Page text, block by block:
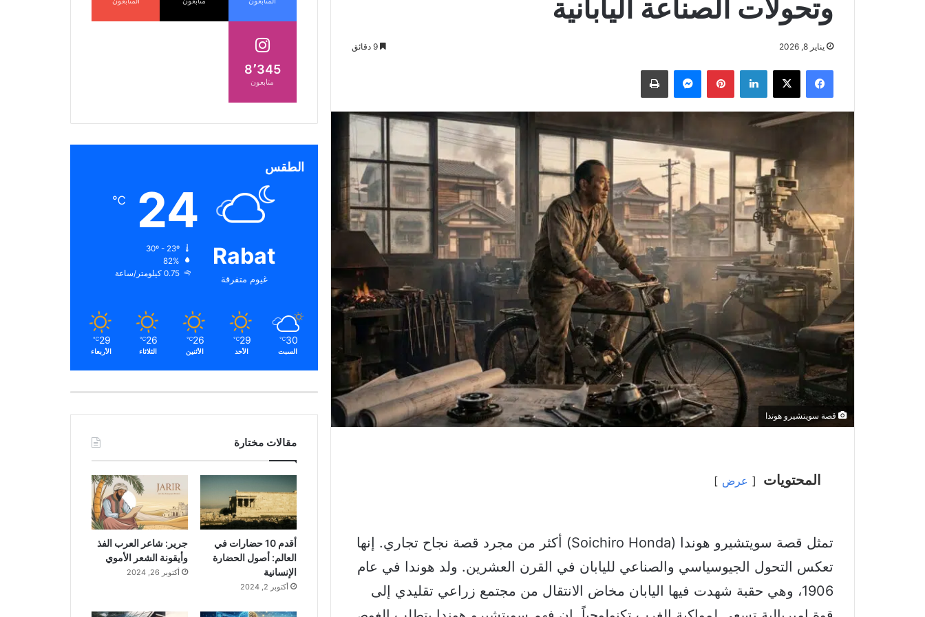
وتحولات الصناعة اليابانية
يناير 8, 2026
فيسبوك ‫X لينكدإن بينتيريستماسنجر طباعة
قصة سويتشيرو هوندا
المحتويات عرض
تمثل قصة سويتشيرو هوندا (Soichiro Honda) أكثر من مجرد قصة نجاح تجاري. إنها
تعكس التحول الجيوسياسي والصناعي لليابان في القرن العشرين. ولد هوندا في عام
1906، وهي حقبة شهدت فيها اليابان مخاض الانتقال من مجتمع زراعي تقليدي إلى
8٬345
متابعون
الطقس
Rabat
غيوم متفرقة
24
℃
82%
0.75 كيلومتر/ساعة
30
℃
السبت
29
℃
الأحد
26
℃
الأثنين
26
℃
الثلاثاء
29
℃
الأربعاء
مقالات مختارة
أقدم 10 حضارات في
العالم: أصول الحضارة
الإنسانية
أكتوبر 2, 2024
جرير: شاعر العرب الفذ
وأيقونة الشعر الأموي
أكتوبر 26, 2024